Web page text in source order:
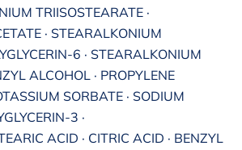
TRIISOSTEARATE ·
· STEARALKONIUM
6 · STEARALKONIUM
ALCOHOL · PROPYLENE
SORBATE · SODIUM
3 ·
ACID · CITRIC ACID · BENZYL